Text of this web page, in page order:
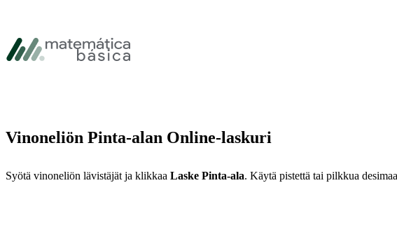
Siirry alatunnisteeseen
Vinoneliön Pinta-alan Online-laskuri
Syötä vinoneliön lävistäjät ja klikkaa Laske Pinta-ala. Käytä pistettä tai pilkkua